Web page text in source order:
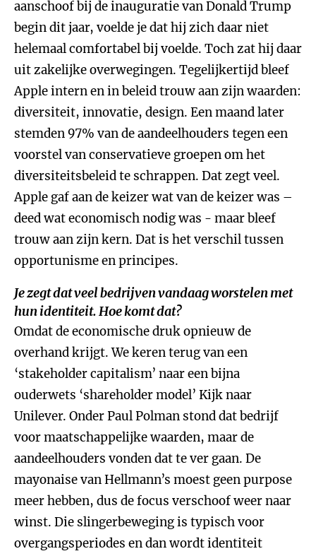
aanschoof bij de inauguratie van Donald Trump
begin dit jaar, voelde je dat hij zich daar niet
helemaal comfortabel bij voelde. Toch zat hij daar
uit zakelijke overwegingen. Tegelijkertijd bleef
Apple intern en in beleid trouw aan zijn waarden:
diversiteit, innovatie, design. Een maand later
stemden 97% van de aandeelhouders tegen een
voorstel van conservatieve groepen om het
diversiteitsbeleid te schrappen. Dat zegt veel.
Apple gaf aan de keizer wat van de keizer was –
deed wat economisch nodig was - maar bleef
trouw aan zijn kern. Dat is het verschil tussen
opportunisme en principes.
Je zegt dat veel bedrijven vandaag worstelen met
hun identiteit. Hoe komt dat?
Omdat de economische druk opnieuw de
overhand krijgt. We keren terug van een
‘stakeholder capitalism’ naar een bijna
ouderwets ‘shareholder model’ Kijk naar
Unilever. Onder Paul Polman stond dat bedrijf
voor maatschappelijke waarden, maar de
aandeelhouders vonden dat te ver gaan. De
mayonaise van Hellmann’s moest geen purpose
meer hebben, dus de focus verschoof weer naar
winst. Die slingerbeweging is typisch voor
overgangsperiodes en dan wordt identiteit